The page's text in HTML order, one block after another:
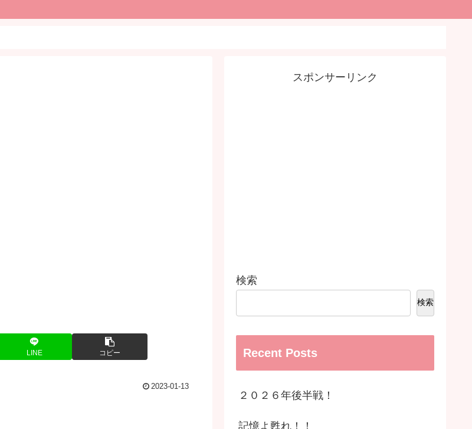
LINE コピー
2023-01-13
スポンサーリンク
検索
検索
Recent Posts
２０２６年後半戦！
記憶よ甦れ！！